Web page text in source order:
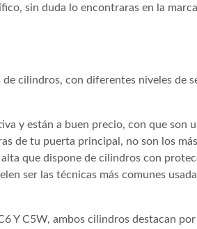
sin duda lo encontraras en la
cilindros, con diferentes niveles de
y están a buen precio, con que son
de tu puerta principal, no son los
que dispone de cilindros con
ser las técnicas más comunes
Y C5W, ambos cilindros destacan